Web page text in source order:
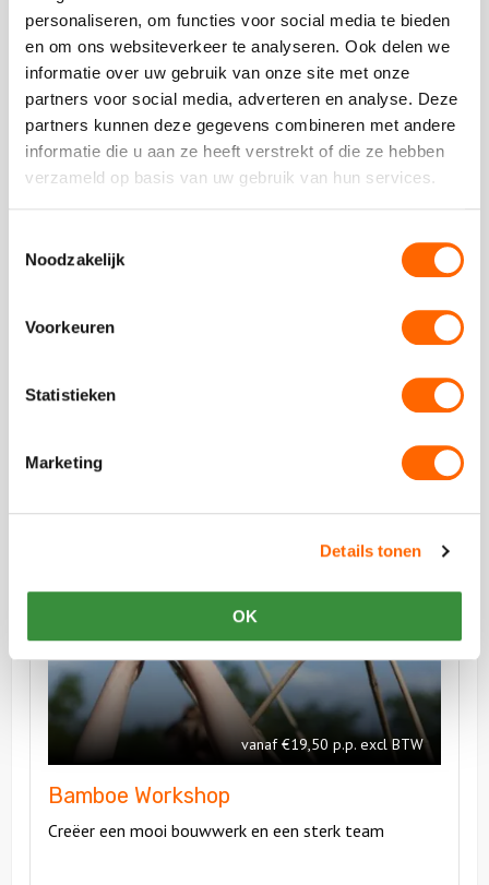
personaliseren, om functies voor social media te bieden
en om ons websiteverkeer te analyseren. Ook delen we
informatie over uw gebruik van onze site met onze
partners voor social media, adverteren en analyse. Deze
partners kunnen deze gegevens combineren met andere
informatie die u aan ze heeft verstrekt of die ze hebben
verzameld op basis van uw gebruik van hun services.
Noodzakelijk
Voorkeuren
Statistieken
Marketing
Details tonen
OK
Vergelijkbare uitjes
Bekijk
Haka
Workshop
Haka Workshop
Geef uw teamspirit een boost met deze krachtige
dans
Bekijk
Haka
Workshop
Bamboe
Workshop
vanaf €19,50 p.p. excl BTW
Bamboe Workshop
Creëer een mooi bouwwerk en een sterk team
Workshop